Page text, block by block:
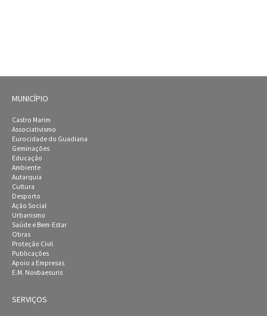
MUNICÍPIO
Castro Marim
Associativismo
Eurocidade do Guadiana
Geminações
Educação
Ambiente
Autarquia
Cultura
Desporto
Ação Social
Urbanismo
Saúde e Bem-Estar
Obras
Proteção Civil
Publicações
Apoio a Empresas
E.M. Novbaesuris
SERVIÇOS